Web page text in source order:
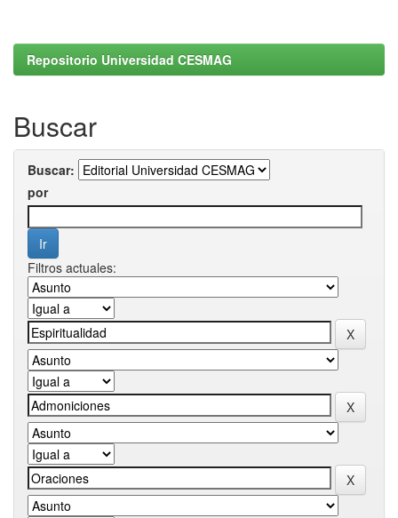
Repositorio Universidad CESMAG
Buscar
Buscar:
por
Filtros actuales: